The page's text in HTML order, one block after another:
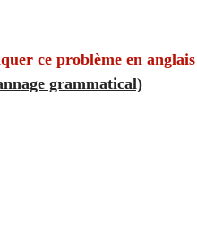
ce problème en
grammatical)